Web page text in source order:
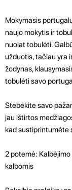
Mokymasis
naujo mokytis ir
nuolat tobulėti.
užduotis, tačiau yra
žodynas,
tobulėti savo
Stebėkite savo
jau ištirtos
kad sustiprintumėte
2 potemė:
kalbomis